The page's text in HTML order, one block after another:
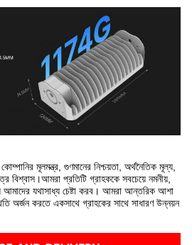
মূলমন্ত্র, গুণমানের নিশ্চয়তা, অর্থনৈতিক মূল্য,
বিশ্বাস।আমরা প্রতিটি গ্রাহককে সবচেয়ে নমনীয়,
আমাদের যথাসাধ্য চেষ্টা করব। আমরা আন্তরিক আশা
অর্জন করতে একসাথে গ্রাহকের সাথে সাধারণ উন্নয়ন